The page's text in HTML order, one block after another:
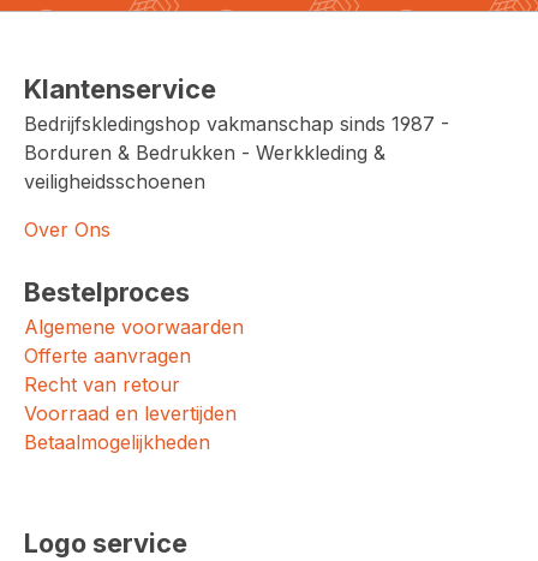
Klantenservice
Bedrijfskledingshop vakmanschap sinds 1987 -
Borduren & Bedrukken - Werkkleding &
veiligheidsschoenen
Over Ons
Bestelproces
Algemene voorwaarden
Offerte aanvragen
Recht van retour
Voorraad en levertijden
Betaalmogelijkheden
Logo service